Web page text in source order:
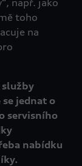
např. jako
toho
na
služby
jednat o
servisního
nabídku